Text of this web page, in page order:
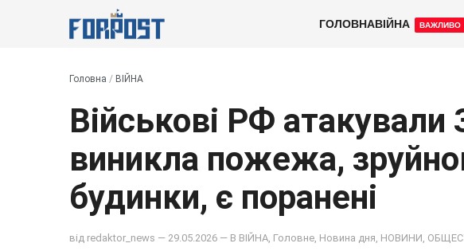
ГОЛОВНАВІЙНА ВАЖЛИВО
Головна / ВІЙНА
Військові РФ
виникла пожежа,
будинки, є поранені
від redaktor_news — 29.05.2026 — В ВІЙНА Головне Новина дня НОВИНИ